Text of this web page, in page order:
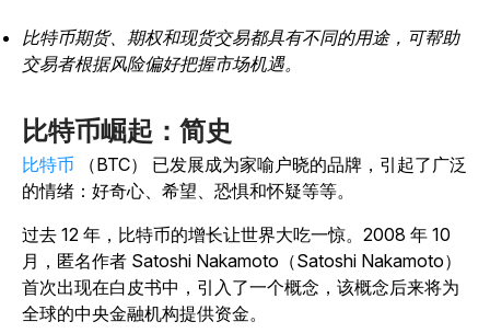
比特币期货、期权和现货交易都具有不同的用途，可帮助
交易者根据风险偏好把握市场机遇。
比特币崛起：简史
比特币
（BTC） 已发展成为家喻户晓的品牌，引起了广泛
的情绪：好奇心、希望、恐惧和怀疑等等。
过去 12 年，比特币的增长让世界大吃一惊。2008 年 10
月，匿名作者 Satoshi Nakamoto（Satoshi Nakamoto）
首次出现在白皮书中 ， 引入了一个概念，该概念后来将为
全球的中央金融机构提供资金。